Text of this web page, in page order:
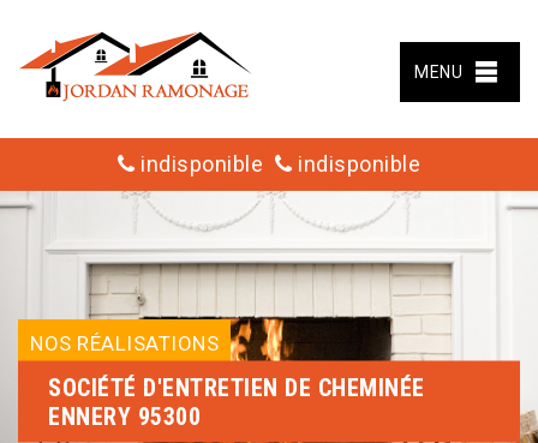
MENU
indisponible indisponible
NOS RÉALISATIONS
SOCIÉTÉ D'ENTRETIEN DE CHEMINÉE
ENNERY 95300